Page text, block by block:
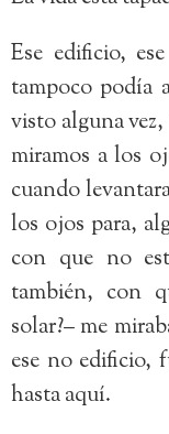
Ese edificio,
tampoco podía
visto alguna
miramos a los
cuando
los ojos para,
con que no
también, con
solar?– me
ese no edificio,
hasta aquí.